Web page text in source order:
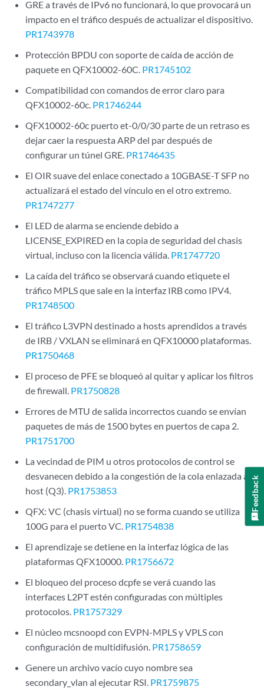
GRE a través de IPv6 no funcionará, lo que provocará un
impacto en el tráfico después de actualizar el dispositivo.
PR1743978
Protección BPDU con soporte de caída de acción de
paquete en QFX10002-60C. PR1745102
Compatibilidad con comandos de error claro para
QFX10002-60c. PR1746244
QFX10002-60c puerto et-0/0/30 parte de un retraso es
dejar caer la respuesta ARP del par después de
configurar un túnel GRE. PR1746435
El OIR suave del enlace conectado a 10GBASE-T SFP no
actualizará el estado del vínculo en el otro extremo.
PR1747277
El LED de alarma se enciende debido a
LICENSE_EXPIRED en la copia de seguridad del chasis
virtual, incluso con la licencia válida. PR1747720
La caída del tráfico se observará cuando etiquete el
tráfico MPLS que sale en la interfaz IRB como IPV4.
PR1748500
El tráfico L3VPN destinado a hosts aprendidos a través
de IRB / VXLAN se eliminará en QFX10000 plataformas.
PR1750468
El proceso de PFE se bloqueó al quitar y aplicar los filtros
de firewall. PR1750828
Errores de MTU de salida incorrectos cuando se envían
paquetes de más de 1500 bytes en puertos de capa 2.
PR1751700
La vecindad de PIM u otros protocolos de control se
desvanecen debido a la congestión de la cola enlazada al
host (Q3). PR1753853
QFX: VC (chasis virtual) no se forma cuando se utiliza
100G para el puerto VC. PR1754838
El aprendizaje se detiene en la interfaz lógica de las
plataformas QFX10000. PR1756672
El bloqueo del proceso dcpfe se verá cuando las
interfaces L2PT estén configuradas con múltiples
protocolos. PR1757329
El núcleo mcsnoopd con EVPN-MPLS y VPLS con
configuración de multidifusión. PR1758659
Genere un archivo vacío cuyo nombre sea
secondary_vlan al ejecutar RSI. PR1759875
Feedback